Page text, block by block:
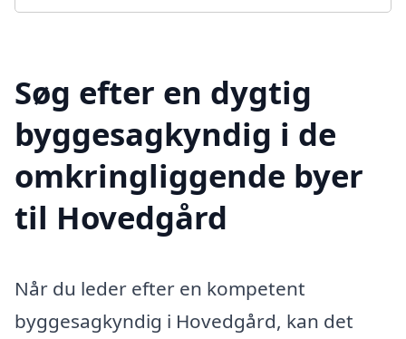
Søg efter en dygtig
byggesagkyndig i de
omkringliggende byer
til Hovedgård
Når du leder efter en kompetent
byggesagkyndig i Hovedgård, kan det